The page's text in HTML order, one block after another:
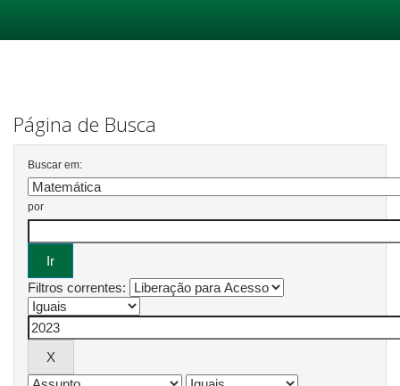
Página de Busca
Buscar em:
por
Filtros correntes: